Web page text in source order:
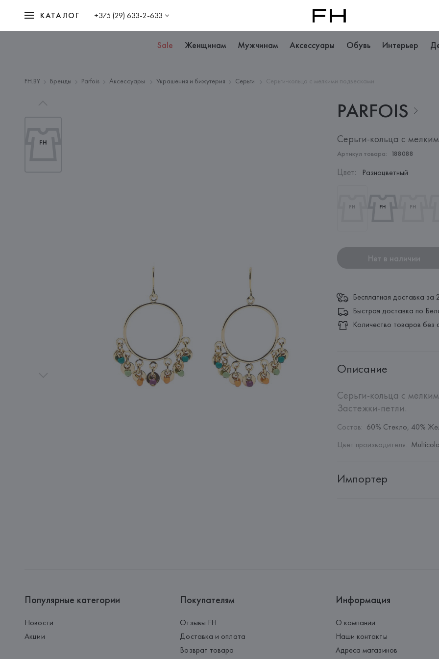
КАТАЛОГ +375 (29) 633-2-633
Sale Женщинам Мужчинам Аксессуары Обувь Интерьер
FH.BY Бренды Parfois Аксессуары Украшения и бижутерия Серьги Серьги-кольца с мелкими подвесками
PARFOIS
Серьги-кольца с
Артикул товара: 188088
Цвет: Разноцветный
Нет в наличии
Бесплатная доставка за
Быстрая доставка по
Количество товаров без
Описание
Серьги-кольца с
Застежки-петли.
Состав: 60% Стекло, 40%
Цвет производителя:
Импортер
Популярные категории
Новости
Акции
Покупателям
Отзывы FH
Доставка и оплата
Возврат товара
Информация
О компании
Наши контакты
Адреса магазинов